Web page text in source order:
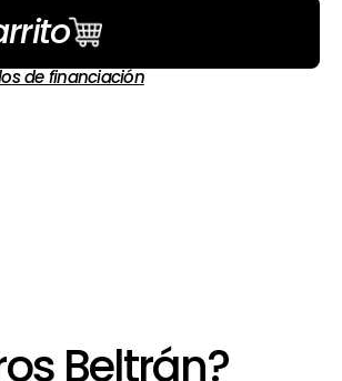
de financiación
Beltrán?